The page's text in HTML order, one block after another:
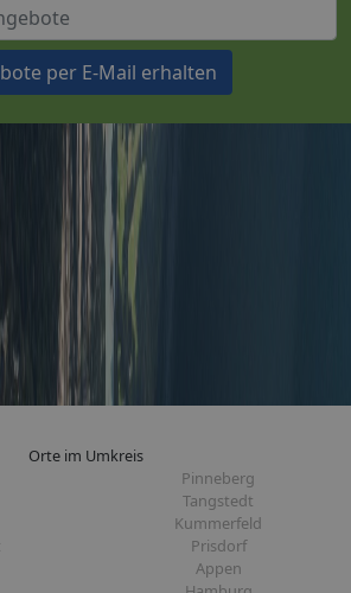
per E-Mail erhalten
Orte im Umkreis
Pinneberg
Tangstedt
Kummerfeld
Prisdorf
Appen